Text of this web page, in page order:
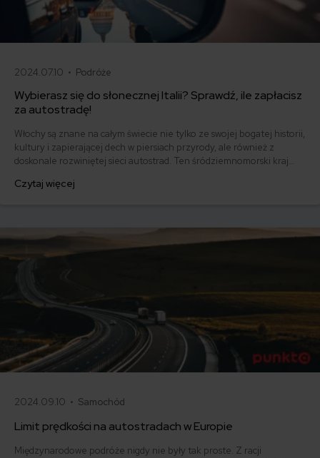
2024.07.10 • Podróże
Wybierasz się do słonecznej Italii? Sprawdź, ile zapłacisz
za autostradę!
Włochy są znane na całym świecie nie tylko ze swojej bogatej historii,
kultury i zapierającej dech w piersiach przyrody, ale również z
doskonale rozwiniętej sieci autostrad. Ten śródziemnomorski kraj
ruchu, które umożliwiają sprawne przemieszczanie się między
Czytaj więcej
2024.09.10 • Samochód
Limit prędkości na autostradach w Europie
Międzynarodowe podróże nigdy nie były tak proste. Z racji